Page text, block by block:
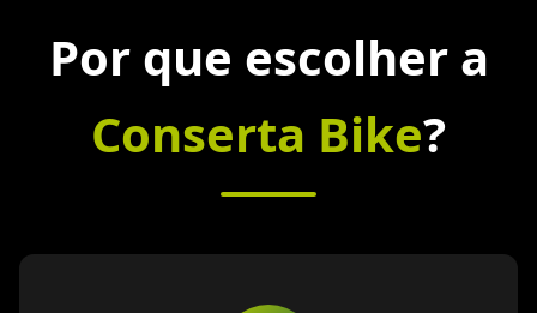
Por que escolher a
Conserta Bike?